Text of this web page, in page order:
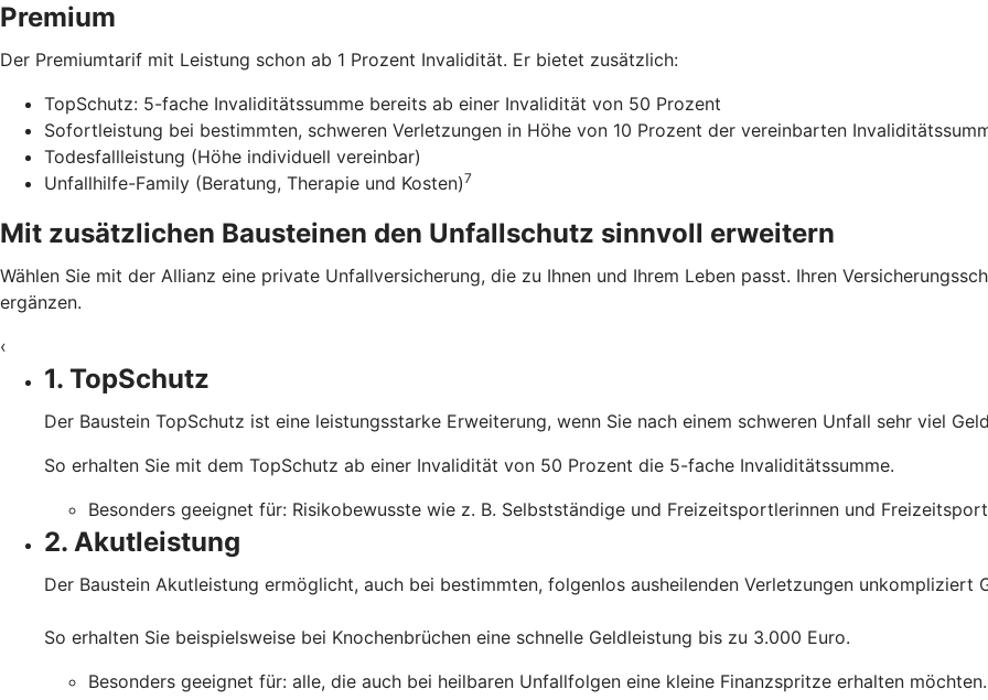
Premium
Der Premiumtarif mit Leistung schon ab 1 Prozent Invalidität. Er bietet zusätzlich:
TopSchutz: 5-fache Invaliditätssumme bereits ab einer Invalidität von 50 Prozent
Sofortleistung bei bestimmten, schweren Verletzungen in Höhe von 10 Prozent der vereinbarten
Todesfallleistung (Höhe individuell vereinbar)
Unfallhilfe-Family (Beratung, Therapie und Kosten)7
Mit zusätzlichen Bausteinen den Unfallschutz sinnvoll erweitern
Wählen Sie mit der Allianz eine private Unfallversicherung, die zu Ihnen und Ihrem Leben passt. Ihren
ergänzen.
‹
1. TopSchutz
Der Baustein TopSchutz ist eine leistungsstarke Erweiterung, wenn Sie nach einem schweren Unfall sehr viel
So erhalten Sie mit dem TopSchutz ab einer Invalidität von 50 Prozent die 5-fache Invaliditätssumme.
Besonders geeignet für: Risikobewusste wie z. B. Selbstständige und Freizeitsportlerinnen und
2. Akutleistung
Der Baustein Akutleistung ermöglicht, auch bei bestimmten, folgenlos ausheilenden Verletzungen unkompliziert
So erhalten Sie beispielsweise bei Knochenbrüchen eine schnelle Geldleistung bis zu 3.000 Euro.
Besonders geeignet für: alle, die auch bei heilbaren Unfallfolgen eine kleine Finanzspritze erhalten möchten.